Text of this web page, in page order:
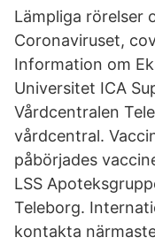
Lämpliga rörelser
Coronaviruset,
Information om
Universitet ICA
Vårdcentralen
vårdcentral.
påbörjades
LSS
Teleborg.
kontakta